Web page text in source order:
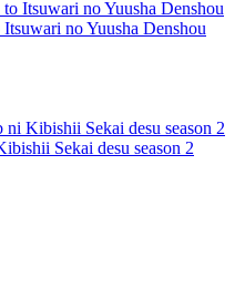
no Yuusha Denshou
Sekai desu season 2